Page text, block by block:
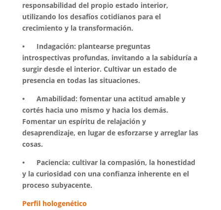
responsabilidad del propio estado interior,
utilizando los desafíos cotidianos para el
crecimiento y la transformación.
• Indagación: plantearse preguntas
introspectivas profundas, invitando a la sabiduría a
surgir desde el interior. Cultivar un estado de
presencia en todas las situaciones.
• Amabilidad: fomentar una actitud amable y
cortés hacia uno mismo y hacia los demás.
Fomentar un espíritu de relajación y
desaprendizaje, en lugar de esforzarse y arreglar las
cosas.
• Paciencia: cultivar la compasión, la honestidad
y la curiosidad con una confianza inherente en el
proceso subyacente.
Perfil hologenético